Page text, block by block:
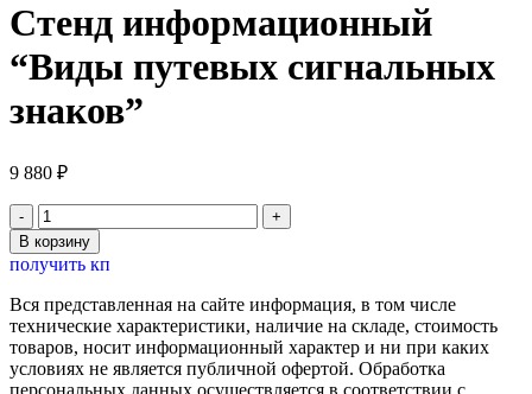
Стенд информационный
“Виды путевых сигнальных
знаков”
9 880 ₽
Количество
товара
Стенд
информационный
"Виды
путевых
сигнальных
знаков"
В корзину
получить кп
Вся представленная на сайте информация, в том числе
технические характеристики, наличие на складе, стоимость
товаров, носит информационный характер и ни при каких
условиях не является публичной офертой. Обработка
персональных данных осуществляется в соответствии с